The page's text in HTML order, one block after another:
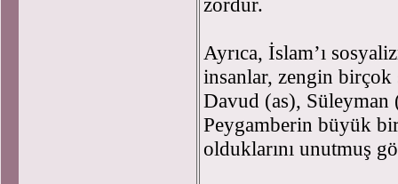
Ayrıca, İslam’ı
insanlar, zengin birçok
Davud (as), Süleyman
Peygamberin büyük
olduklarını unutmuş